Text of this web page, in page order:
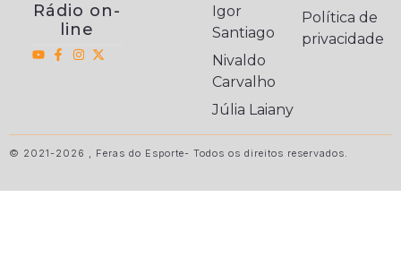
Rádio on-
line
Igor
Santiago
Nivaldo
Carvalho
Júlia Laiany
Política de
privacidade
© 2021-2026 , Feras do Esporte- Todos os direitos reservados.